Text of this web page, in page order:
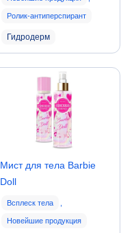
Ролик-антиперспирант
Гидродерм
Мист для тела Barbie
Doll
Всплеск тела
Новейшие продукция